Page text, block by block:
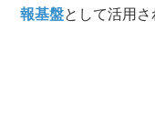
報基盤として活用さ